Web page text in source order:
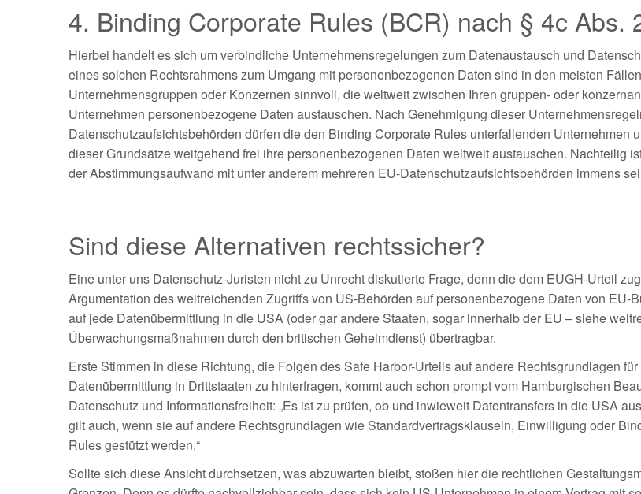
4. Binding Corporate Rules (BCR) nach § 4c Abs.
Hierbei handelt es sich um verbindliche Unternehmensregelungen zum Datenaustausch und
eines solchen Rechtsrahmens zum Umgang mit personenbezogenen Daten sind in den meisten
Unternehmensgruppen oder Konzernen sinnvoll, die weltweit zwischen Ihren gruppen- oder
Unternehmen personenbezogene Daten austauschen. Nach Genehmigung dieser
Datenschutzaufsichtsbehörden dürfen die den Binding Corporate Rules unterfallenden Unternehmen
dieser Grundsätze weitgehend frei ihre personenbezogenen Daten weltweit austauschen. Nachteilig
der Abstimmungsaufwand mit unter anderem mehreren EU-Datenschutzaufsichtsbehörden immens
Sind diese Alternativen rechtssicher?
Eine unter uns Datenschutz-Juristen nicht zu Unrecht diskutierte Frage, denn die dem EUGH-Urteil
Argumentation des weitreichenden Zugriffs von US-Behörden auf personenbezogene Daten von EU-
auf jede Datenübermittlung in die USA (oder gar andere Staaten, sogar innerhalb der EU – siehe
Überwachungsmaßnahmen durch den britischen Geheimdienst) übertragbar.
Erste Stimmen in diese Richtung, die Folgen des Safe Harbor-Urteils auf andere Rechtsgrundlagen
Datenübermittlung in Drittstaaten zu hinterfragen, kommt auch schon prompt vom Hamburgischen
Datenschutz und Informationsfreiheit: „Es ist zu prüfen, ob und inwieweit Datentransfers in die USA
gilt auch, wenn sie auf andere Rechtsgrundlagen wie Standardvertragsklauseln, Einwilligung oder
Rules gestützt werden.“
Sollte sich diese Ansicht durchsetzen, was abzuwarten bleibt, stoßen hier die rechtlichen